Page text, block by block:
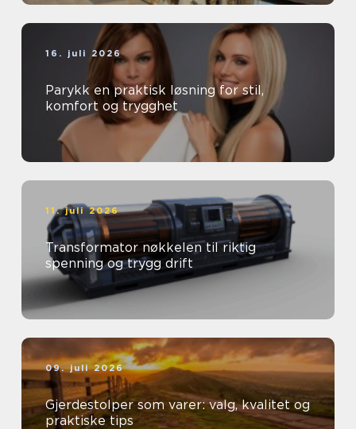
16. juli 2026
Parykk en praktisk løsning for stil,
komfort og trygghet
11. juli 2026
Transformator nøkkelen til riktig
spenning og trygg drift
09. juli 2026
Gjerdestolper som varer: valg, kvalitet og
praktiske tips